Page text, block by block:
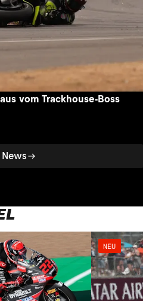
vom Trackhouse-Boss
NEU